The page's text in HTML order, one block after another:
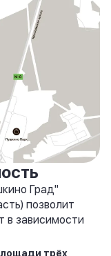
Град"
позволит
в зависимости
трёх